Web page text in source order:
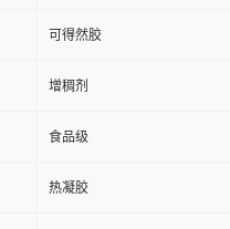
可得然胶
增稠剂
食品级
热凝胶